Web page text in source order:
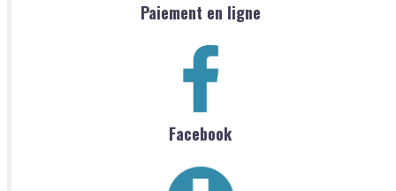
Paiement en ligne
Facebook